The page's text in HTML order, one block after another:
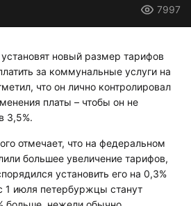
7997
новый размер тарифов
за коммунальные услуги на
что он лично контролировал
платы – чтобы он не
3,5%.
отмечает, что на федеральном
большее увеличение тарифов,
установить его на 0,3%
1 июля петербуржцы станут